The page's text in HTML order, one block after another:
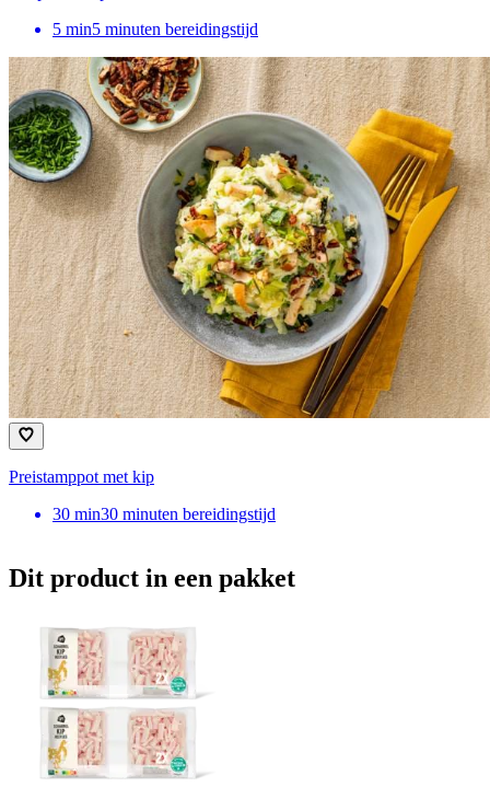
5 min5 minuten bereidingstijd
Preistamppot met kip
30 min30 minuten bereidingstijd
Dit product in een pakket